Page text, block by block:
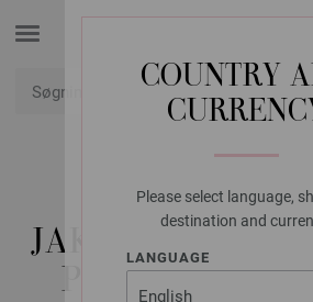
COUNTRY
Please select language,
destination and
LANGUAGE
LANA GROSSA
JAKKE COOL
PRINT PUNTO